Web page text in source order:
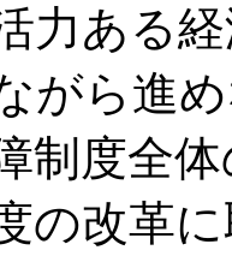
力ある
がら進
制度全
の改革